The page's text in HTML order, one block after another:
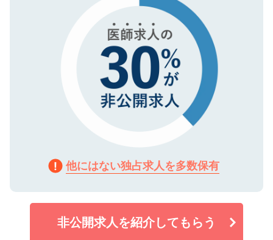
他にはない独占求人を多数保有
非公開求人を紹介してもらう